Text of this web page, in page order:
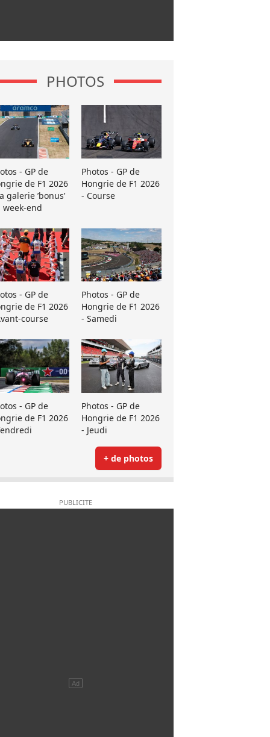
PHOTOS
- GP de
de F1 2026
galerie ’bonus’
week-end
Photos - GP de
Hongrie de F1 2026
- Course
- GP de
de F1 2026
course
Photos - GP de
Hongrie de F1 2026
- Samedi
- GP de
de F1 2026
Photos - GP de
Hongrie de F1 2026
- Jeudi
+ de photos